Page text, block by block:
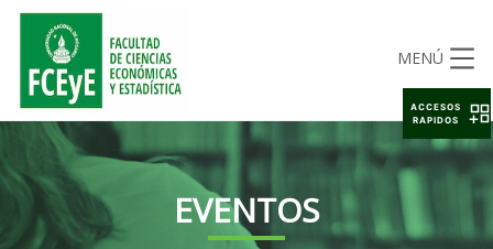
MENÚ
EVENTOS
ACCESOS
RAPIDOS